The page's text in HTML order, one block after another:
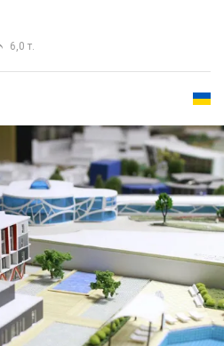
6,0 т.